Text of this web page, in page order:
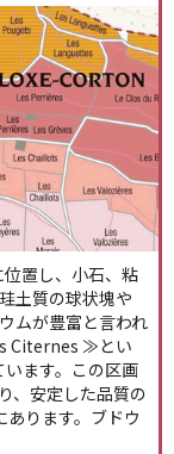
置し、小石、粘
土質の球状塊や
ムが豊富と言われ
Citernes ≫とい
ます。この区画
、安定した品質の
ります。ブドウ